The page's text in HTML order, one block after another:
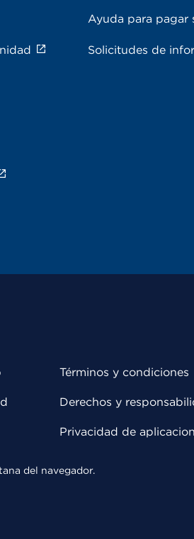
Ayuda para pagar
Solicitudes de
Términos y condiciones
Derechos y
Privacidad de
del navegador.